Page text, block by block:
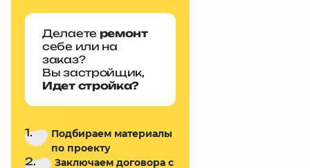
Делаете ремонт
себе или на
заказ?
Вы застройщик,
Идет стройка?
1.
Подбираем материалы
по проекту
2.
Заключаем договора с